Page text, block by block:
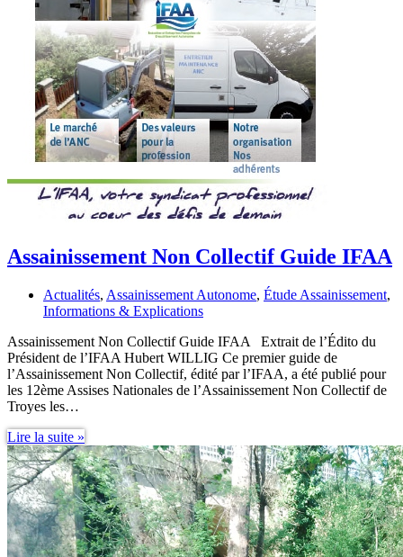
Assainissement Non Collectif Guide IFAA
Actualités, Assainissement Autonome, Étude Assainissement,
Informations & Explications
Assainissement Non Collectif Guide IFAA Extrait de l’Édito du
Président de l’IFAA Hubert WILLIG Ce premier guide de
l’Assainissement Non Collectif, édité par l’IFAA, a été publié pour
les 12ème Assises Nationales de l’Assainissement Non Collectif de
Troyes les…
Lire la suite »
Non
Collectif
Guide
IFAA